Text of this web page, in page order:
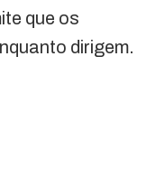
que os
dirigem.